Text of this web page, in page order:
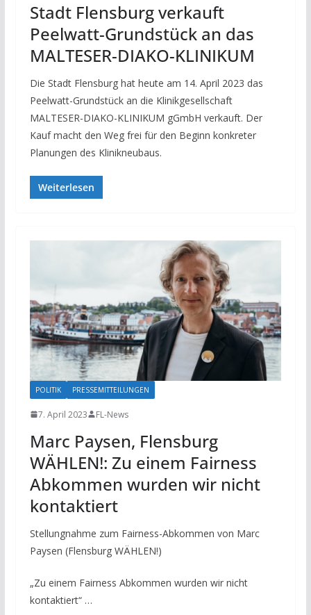
Stadt Flensburg verkauft
Peelwatt-Grundstück an das
MALTESER-DIAKO-KLINIKUM
Die Stadt Flensburg hat heute am 14. April 2023 das
Peelwatt-Grundstück an die Klinikgesellschaft
MALTESER-DIAKO-KLINIKUM gGmbH verkauft. Der
Kauf macht den Weg frei für den Beginn konkreter
Planungen des Klinikneubaus.
Weiterlesen
POLITIK PRESSEMITTEILUNGEN
7. April 2023 FL-News
Marc Paysen, Flensburg
WÄHLEN!: Zu einem Fairness
Abkommen wurden wir nicht
kontaktiert
Stellungnahme zum Fairness-Abkommen von Marc
Paysen (Flensburg WÄHLEN!)
„Zu einem Fairness Abkommen wurden wir nicht
kontaktiert“ …